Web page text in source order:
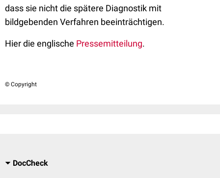
dass sie nicht die spätere Diagnostik mit
bildgebenden Verfahren beeinträchtigen.
Hier die englische Pressemitteilung.
© Copyright
DocCheck